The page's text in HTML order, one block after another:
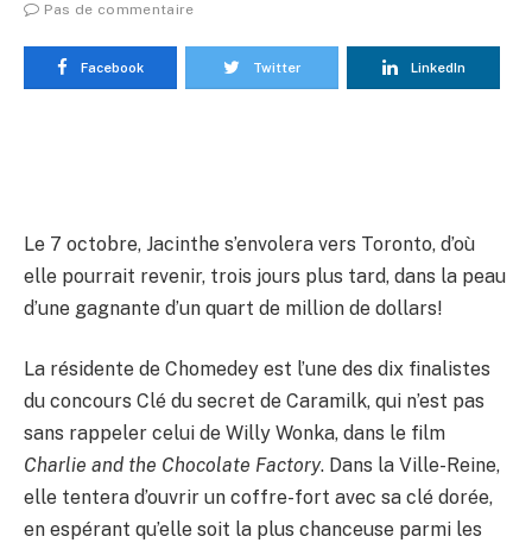
Pas de commentaire
Facebook Twitter LinkedIn
Le 7 octobre, Jacinthe s’envolera vers Toronto, d’où
elle pourrait revenir, trois jours plus tard, dans la peau
d’une gagnante d’un quart de million de dollars!
La résidente de Chomedey est l’une des dix finalistes
du concours Clé du secret de Caramilk, qui n’est pas
sans rappeler celui de Willy Wonka, dans le film
Charlie and the Chocolate Factory. Dans la Ville-Reine,
elle tentera d’ouvrir un coffre-fort avec sa clé dorée,
en espérant qu’elle soit la plus chanceuse parmi les